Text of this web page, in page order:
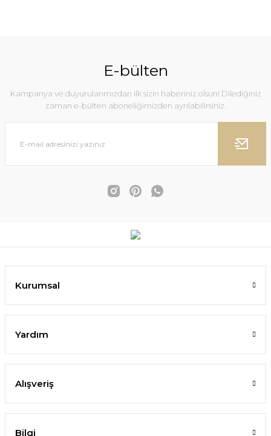
E-bülten
Kampanya ve duyurularımızdan ilk sizin haberiniz olsun! Dilediğiniz
zaman e-bülten aboneliğimizden ayrılabilirsiniz.
Kurumsal
Yardım
Alışveriş
Bilgi